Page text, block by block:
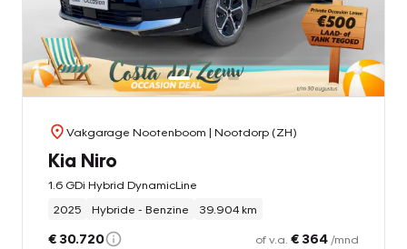
Vakgarage Nootenboom | Nootdorp (ZH)
Kia Niro
1.6 GDi Hybrid DynamicLine
2025
Hybride - Benzine 39.904 km
€ 30.720 of v.a. € 364 /mnd